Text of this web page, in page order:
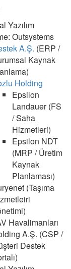
Yazılım
Outsystems
A.Ş. (ERP /
Kaynak
Holding
Epsilon
Landauer (FS
/ Saha
Hizmetleri)
Epsilon NDT
(MRP / Üretim
Kaynak
Planlaması)
(Taşıma
Havalimanları
A.Ş. (CSP /
Destek